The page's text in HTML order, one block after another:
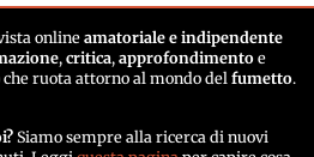
online amatoriale e indipendente
, critica, approfondimento e
ruota attorno al mondo del fumetto.
Siamo sempre alla ricerca di nuovi